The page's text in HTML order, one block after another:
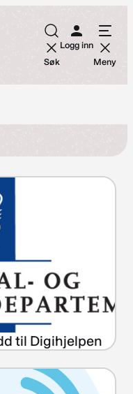
Søk
Logg inn
Meny
til Digihjelpen